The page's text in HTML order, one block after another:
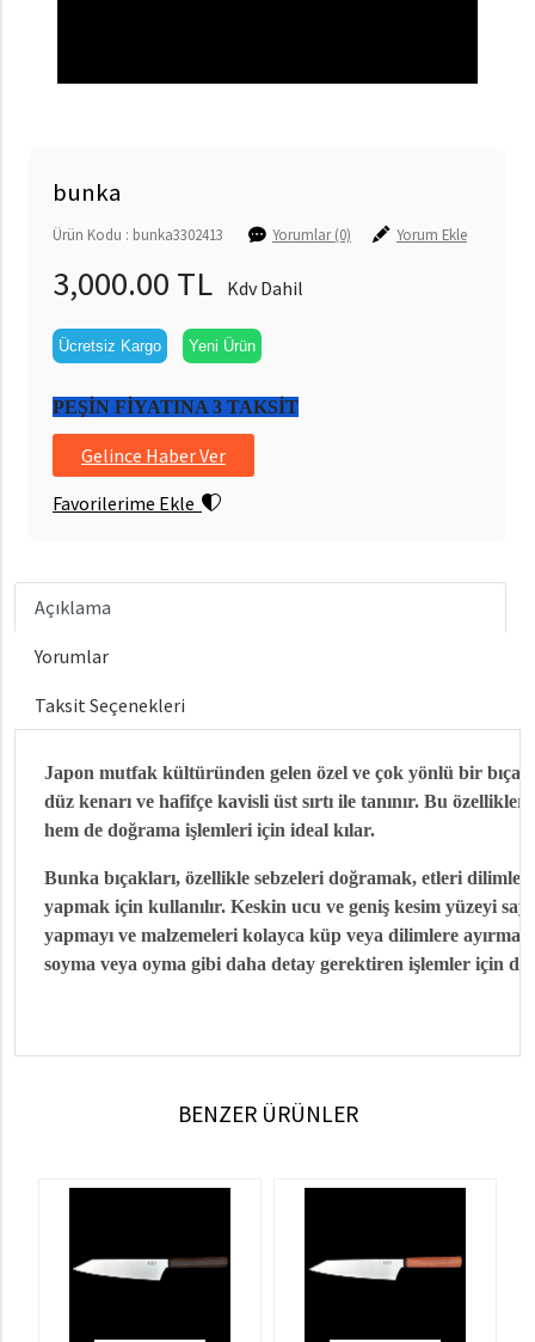
bunka
Ürün Kodu : bunka3302413 Yorumlar (0) Yorum Ekle
3,000.00 TL Kdv Dahil
Ücretsiz Kargo Yeni Ürün
PEŞİN FİYATINA 3 TAKSİT
Gelince Haber Ver
Favorilerime Ekle
Açıklama
Yorumlar
Taksit Seçenekleri
Japon mutfak kültüründen gelen özel ve çok yönlü bir
düz kenarı ve hafifçe kavisli üst sırtı ile tanınır. Bu özellikler,
hem de doğrama işlemleri için ideal kılar.
Bunka bıçakları, özellikle sebzeleri doğramak, etleri
yapmak için kullanılır. Keskin ucu ve geniş kesim yüzeyi
yapmayı ve malzemeleri kolayca küp veya dilimlere
soyma veya oyma gibi daha detay gerektiren işlemler için
BENZER ÜRÜNLER